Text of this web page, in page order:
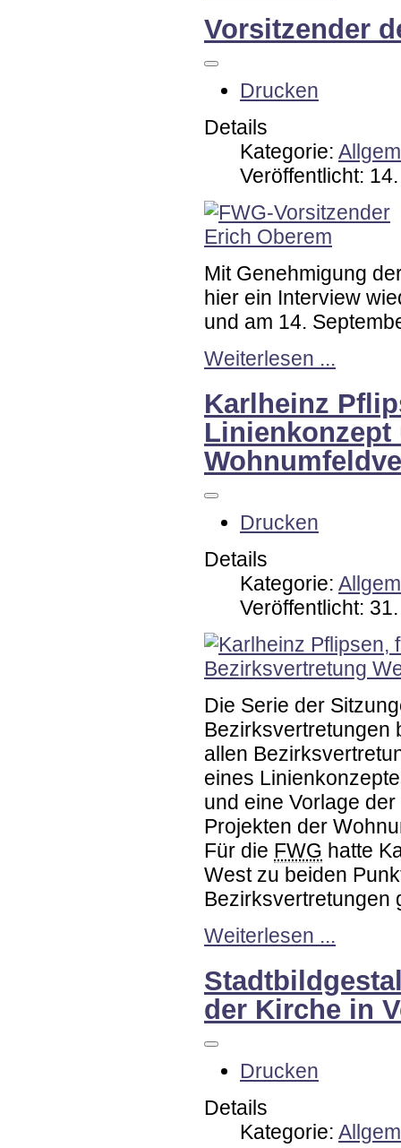
Vorsitzender
Drucken
Details
Kategorie:
Veröffentlicht:
Mit Genehmigung
hier ein Interview
und am 14.
Weiterlesen ...
Karlheinz
Linienkonzept
Drucken
Details
Kategorie:
Veröffentlicht:
Die Serie der
Bezirksvertretungen
allen
eines
und eine Vorlage
Projekten der
Für die FWG hatte
West zu beiden
Bezirksvertretungen
Weiterlesen ...
der Kirche in
Drucken
Details
Kategorie: